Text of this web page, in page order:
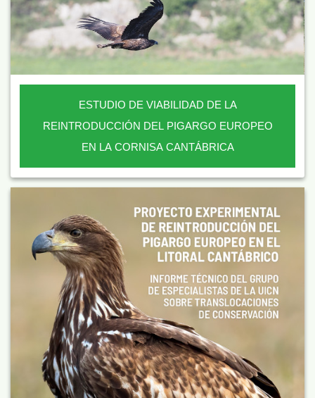
ESTUDIO DE VIABILIDAD DE LA
REINTRODUCCIÓN DEL PIGARGO EUROPEO
EN LA CORNISA CANTÁBRICA